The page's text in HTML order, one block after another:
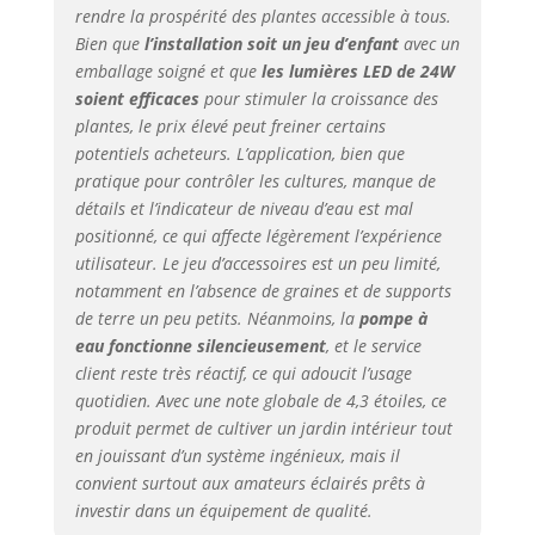
d'arroser vos
plantes, ce qui
rend la culture de
plantes saines et
vibrantes plus
facile que jamais.
SYSTÈME DE
CULTURE LED 3
FOIS PLUS RAPIDE :
Profitez d'une
croissance ultra-
rapide des plantes
avec notre système
hydroponique,
doté d'un véritable
système
d'éclairage LED à
spectre complet de
24 watts.
Contrairement aux
rendre la prospérité des plantes accessible à tous.
Bien que l’installation soit un jeu d’enfantavec un
emballage soigné et que les lumières LED de 24W
soient efficaces pour stimuler la croissance des
plantes, le prix élevé peut freiner certains
potentiels acheteurs. L’application, bien que
pratique pour contrôler les cultures, manque de
détails et l’indicateur de niveau d’eau est mal
positionné, ce qui affecte légèrement l’expérience
utilisateur. Le jeu d’accessoires est un peu limité,
notamment en l’absence de graines et de supports
de terre un peu petits. Néanmoins, la pompe à
eau fonctionne silencieusement, et le service
client reste très réactif, ce qui adoucit l’usage
quotidien. Avec une note globale de 4,3 étoiles, ce
produit permet de cultiver un jardin intérieur tout
en jouissant d’un système ingénieux, mais il
convient surtout aux amateurs éclairés prêts à
investir dans un équipement de qualité.